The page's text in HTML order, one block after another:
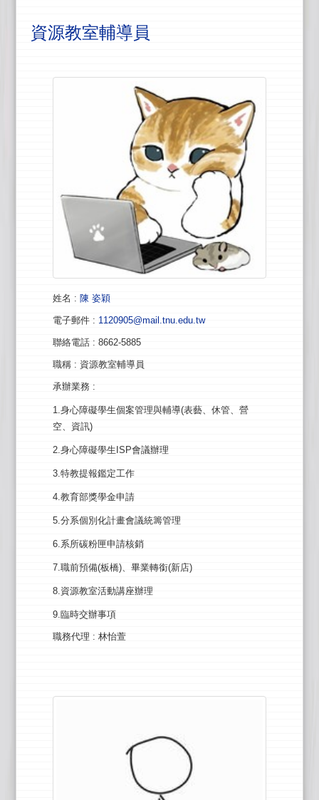
資源教室輔導員
姓名 : 陳 姿穎
電子郵件 : 1120905@mail.tnu.edu.tw
聯絡電話 : 8662-5885
職稱 : 資源教室輔導員
承辦業務 :
1.身心障礙學生個案管理與輔導(表藝、休管、營
空、資訊)
2.身心障礙學生ISP會議辦理
3.特教提報鑑定工作
4.教育部獎學金申請
5.分系個別化計畫會議統籌管理
6.系所碳粉匣申請核銷
7.職前預備(板橋)、畢業轉銜(新店)
8.資源教室活動講座辦理
9.臨時交辦事項
職務代理 : 林怡萱